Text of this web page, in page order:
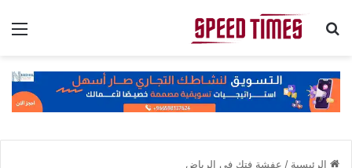
بحث عن
الرئيسية / عفشة فتك في الرياض